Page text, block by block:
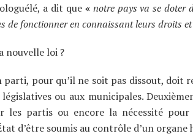
a dit que « notre pays va se doter
de fonctionner en connaissant leurs droits
nouvelle loi ?
parti, pour qu’il ne soit pas dissout, doit
ou aux municipales.
les partis ou encore la nécessité pour
d’être soumis au contrôle d’un organe